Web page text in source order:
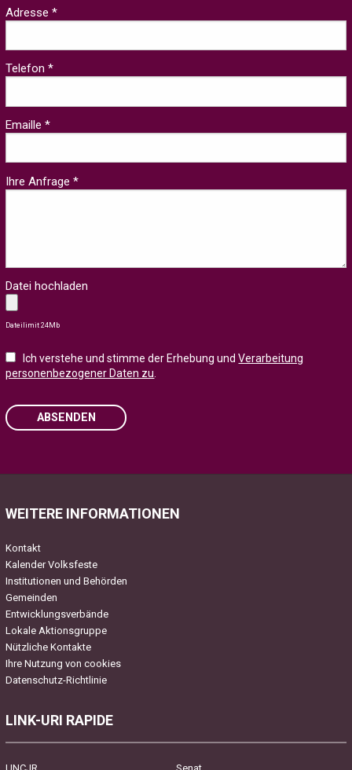
Adresse *
Telefon *
Emaille *
Ihre Anfrage *
Datei hochladen
Dateilimit 24Mb
Ich verstehe und stimme der Erhebung undVerarbeitung
personenbezogener Daten zu.
ABSENDEN
WEITERE INFORMATIONEN
Kontakt
Kalender Volksfeste
Institutionen und Behörden
Gemeinden
Entwicklungsverbände
Lokale Aktionsgruppe
Nützliche Kontakte
Ihre Nutzung von cookies
Datenschutz-Richtlinie
LINK-URI RAPIDE